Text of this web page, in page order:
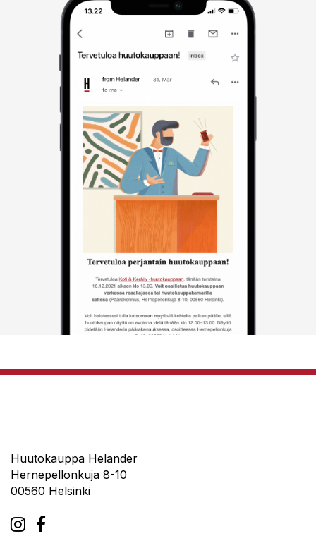
Huutokauppa Helander
Hernepellonkuja 8-10
00560 Helsinki